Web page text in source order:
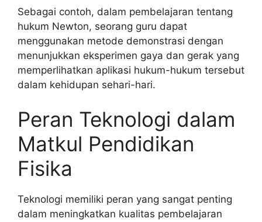
Sebagai contoh, dalam pembelajaran tentang
hukum Newton, seorang guru dapat
menggunakan metode demonstrasi dengan
menunjukkan eksperimen gaya dan gerak yang
memperlihatkan aplikasi hukum-hukum tersebut
dalam kehidupan sehari-hari.
Peran Teknologi dalam
Matkul Pendidikan
Fisika
Teknologi memiliki peran yang sangat penting
dalam meningkatkan kualitas pembelajaran